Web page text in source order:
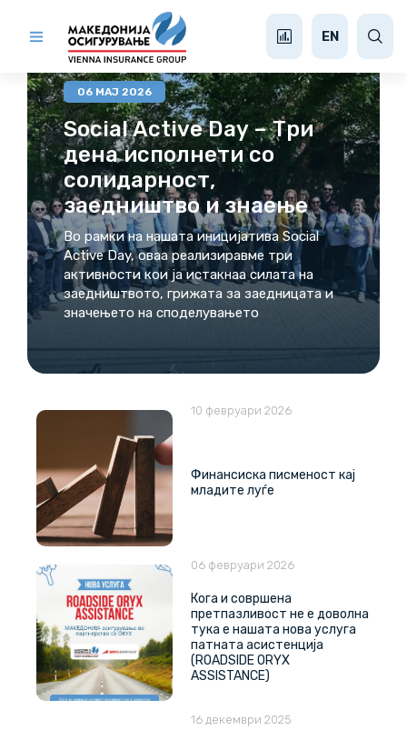
EN
06 МАЈ 2026
Social Active Day – Три
дена исполнети со
солидарност,
заедништво и знаење
Во рамки на нашата иницијатива Social
Active Day, оваа реализиравме три
активности кои ја истакнаа силата на
заедништвото, грижата за заедницата и
значењето на споделувањето
Финансиска писменост кај
младите луѓе
10 февруари 2026
Кога и совршена
претпазливост не е доволна
тука е нашата нова услуга
патната асистенција
(ROADSIDE ORYX
ASSISTANCE)
06 февруари 2026
16 декември 2025